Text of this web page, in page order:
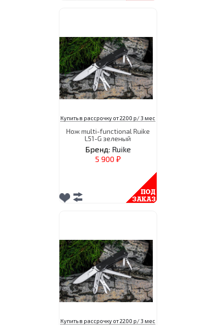
Купить в рассрочку от 2200 р/ 3 мес
Нож multi-functional Ruike
L51-G зеленый
Бренд: Ruike
5 900 ₽
Купить в рассрочку от 2200 р/ 3 мес